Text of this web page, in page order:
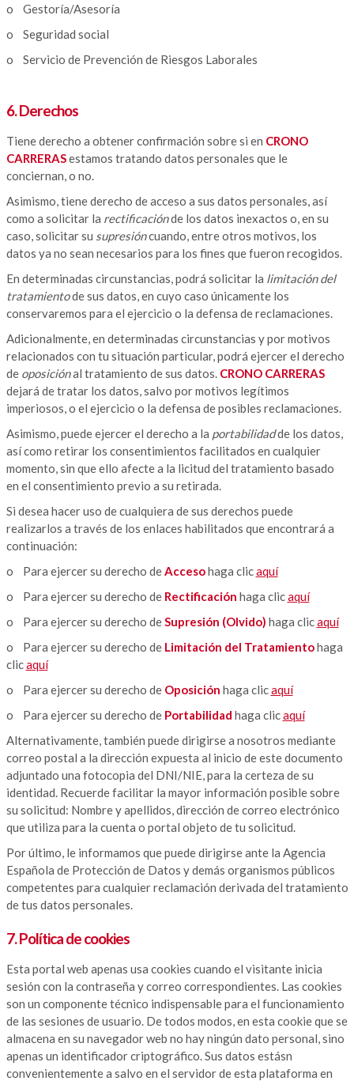
o Gestoría/Asesoría
o Seguridad social
o Servicio de Prevención de Riesgos Laborales
6. Derechos
Tiene derecho a obtener confirmación sobre si en CRONO
CARRERASestamos tratando datos personales que le
conciernan, o no.
Asimismo, tiene derecho de acceso a sus datos personales, así
como a solicitar la rectificaciónde los datos inexactos o, en su
caso, solicitar su supresióncuando, entre otros motivos, los
datos ya no sean necesarios para los fines que fueron recogidos.
En determinadas circunstancias, podrá solicitar la limitación del
tratamientode sus datos, en cuyo caso únicamente los
conservaremos para el ejercicio o la defensa de reclamaciones.
Adicionalmente, en determinadas circunstancias y por motivos
relacionados con tu situación particular, podrá ejercer el derecho
de oposiciónal tratamiento de sus datos. CRONO CARRERAS
dejará de tratar los datos, salvo por motivos legítimos
imperiosos, o el ejercicio o la defensa de posibles reclamaciones.
Asimismo, puede ejercer el derecho a la portabilidadde los datos,
así como retirar los consentimientos facilitados en cualquier
momento, sin que ello afecte a la licitud del tratamiento basado
en el consentimiento previo a su retirada.
Si desea hacer uso de cualquiera de sus derechos puede
realizarlos a través de los enlaces habilitados que encontrará a
continuación:
o Para ejercer su derecho de Accesohaga clicaquí
o Para ejercer su derecho de Rectificación haga clicaquí
o Para ejercer su derecho de Supresión (Olvido) haga clicaquí
o Para ejercer su derecho de Limitación del Tratamientohaga
clicaquí
o Para ejercer su derecho de Oposición haga clicaquí
o Para ejercer su derecho de Portabilidad haga clicaquí
Alternativamente, también puede dirigirse a nosotros mediante
correo postal a la dirección expuesta al inicio de este documento
adjuntado una fotocopia del DNI/NIE, para la certeza de su
identidad. Recuerde facilitar la mayor información posible sobre
su solicitud: Nombre y apellidos, dirección de correo electrónico
que utiliza para la cuenta o portal objeto de tu solicitud.
Por último, le informamos que puede dirigirse ante la Agencia
Española de Protección de Datos y demás organismos públicos
competentes para cualquier reclamación derivada del tratamiento
de tus datos personales.
7. Política de cookies
Esta portal web apenas usa cookies cuando el visitante inicia
sesión con la contraseña y correo correspondientes. Las cookies
son un componente técnico indispensable para el funcionamiento
de las sesiones de usuario. De todos modos, en esta cookie que se
almacena en su navegador web no hay ningún dato personal, sino
apenas un identificador criptográfico. Sus datos estásn
convenientemente a salvo en el servidor de esta plataforma en